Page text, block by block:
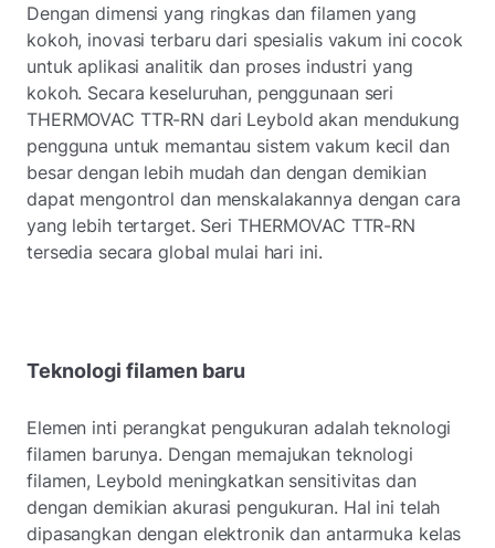
Dengan dimensi yang ringkas dan filamen yang
kokoh, inovasi terbaru dari spesialis vakum ini cocok
untuk aplikasi analitik dan proses industri yang
kokoh. Secara keseluruhan, penggunaan seri
THERMOVAC TTR-RN dari Leybold akan mendukung
pengguna untuk memantau sistem vakum kecil dan
besar dengan lebih mudah dan dengan demikian
dapat mengontrol dan menskalakannya dengan cara
yang lebih tertarget. Seri THERMOVAC TTR-RN
tersedia secara global mulai hari ini.
Teknologi filamen baru
Elemen inti perangkat pengukuran adalah teknologi
filamen barunya. Dengan memajukan teknologi
filamen, Leybold meningkatkan sensitivitas dan
dengan demikian akurasi pengukuran. Hal ini telah
dipasangkan dengan elektronik dan antarmuka kelas